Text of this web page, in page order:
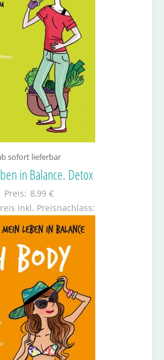
sofort lieferbar
in Balance. Detox
Preis: 8,99 €
inkl. Preisnachlass: